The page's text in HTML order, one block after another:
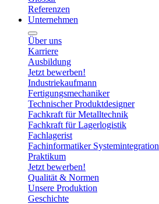
Referenzen
Unternehmen
Über uns
Karriere
Ausbildung
Jetzt bewerben!
Industriekaufmann
Fertigungsmechaniker
Technischer Produktdesigner
Fachkraft für Metalltechnik
Fachkraft für Lagerlogistik
Fachlagerist
Fachinformatiker Systemintegration
Praktikum
Jetzt bewerben!
Qualität & Normen
Unsere Produktion
Geschichte